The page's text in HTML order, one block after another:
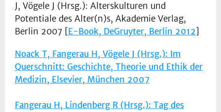
J, Vögele J (Hrsg.): Alterskulturen und
Potentiale des Alter(n)s, Akademie Verlag,
Berlin 2007 [E-Book, DeGruyter, Berlin 2012]
Noack T, Fangerau H, Vögele J (Hrsg.): Im
Querschnitt: Geschichte, Theorie und Ethik der
Medizin, Elsevier, München 2007
Fangerau H, Lindenberg R (Hrsg.): Tag des